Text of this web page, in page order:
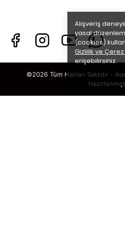
Alışveriş
yasal
(cookies)
Gizlilik ve Çerez
erişebilirsiniz.
©2026 Tüm Hakları Saklıdır -